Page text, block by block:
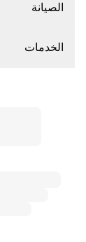
الصيانة
الخدمات